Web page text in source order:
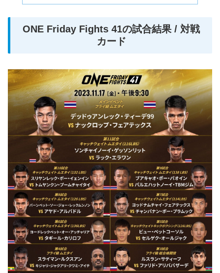
ONE Friday Fights 41の試合結果 / 対戦
カード